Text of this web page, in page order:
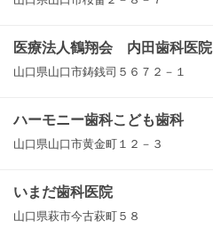
医療法人鶴翔会 内田歯科医院
山口県山口市鋳銭司５６７２－１
ハーモニー歯科こども歯科
山口県山口市黄金町１２－３
いまだ歯科医院
山口県萩市今古萩町５８